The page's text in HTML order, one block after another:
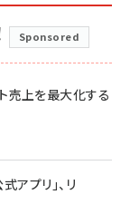
Sponsored
売上を最大化する
プリ」、リ